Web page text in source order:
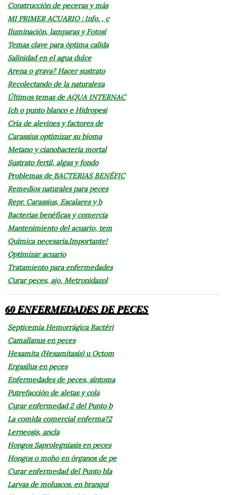
Construcción de peceras y más
MI PRIMER ACUARIO : Info. , c
Iluminación, lamparas y Fotosí
Temas clave para óptima calida
Salinidad en el agua dulce
Arena o grava? Hacer sustrato
Recolectando de la naturaleza
Últimos temas de AQUA INTERNAC
Ich o punto blanco e Hidropesi
Cría de alevines y factores de
Carassius optimizar su bioma
Metano y cianobacteria mortal
Sustrato fertil, algas y fondo
Problemas de BACTERIAS BENÉFIC
Remedios naturales para peces
Repr. Carassius, Escalares y b
Bacterias benéficas y comercia
Mantenimiento del acuario, tem
Química necesaria.Importante!
Optimizar acuario
Tratamiento para enfermedades
Curar peces, ajo, Metronidazol
60 ENFERMEDADES DE PECES
Septicemia Hemorrágica Bactéri
Camallanus en peces
Hexamita (Hexamitasis) u Octom
Ergasilus en peces
Enfermedades de peces, síntoma
Putrefacción de aletas y cola
Curar enfermedad 2 del Punto b
La comida comercial enferma?2
Lerneosis, ancla
Hongos Saprolegniasis en peces
Hongos o moho en órganos de pe
Curar enfermedad del Punto bla
Larvas de moluscos. en branqui